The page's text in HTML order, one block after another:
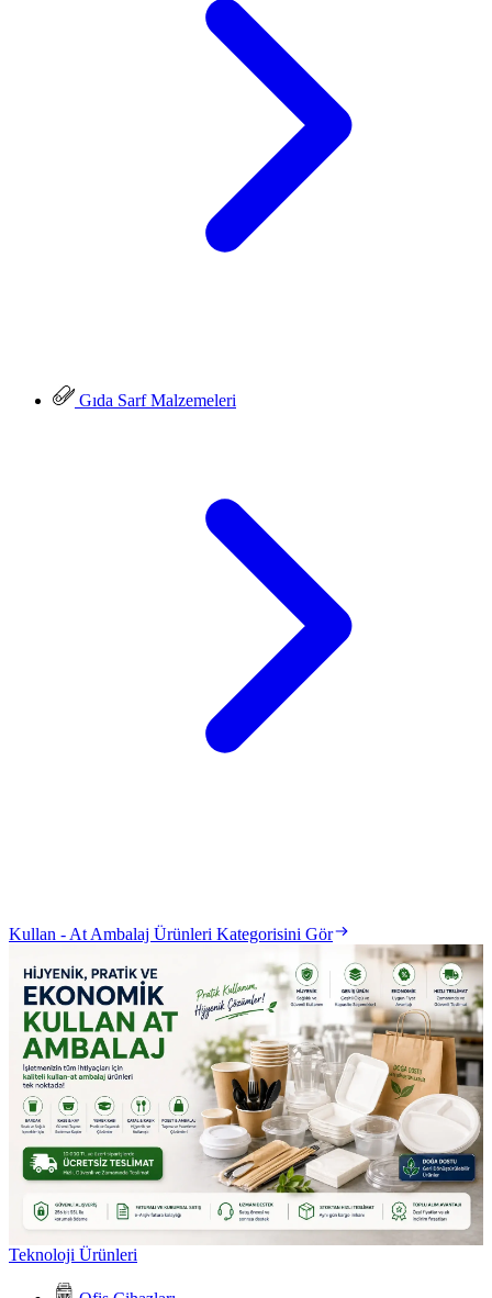
Gıda Sarf Malzemeleri
Kullan - At Ambalaj Ürünleri Kategorisini Gör
Teknoloji Ürünleri